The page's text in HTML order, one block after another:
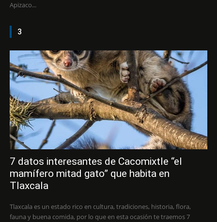
Apizaco...
3
7 datos interesantes de Cacomixtle “el
mamífero mitad gato” que habita en
Tlaxcala
Tlaxcala es un estado rico en cultura, tradiciones, historia, flora,
fauna y buena comida, por lo que en esta ocasión te traemos 7